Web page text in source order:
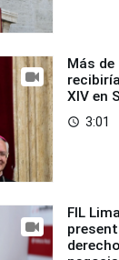
Más
XIV en
access_time 3:01
FIL